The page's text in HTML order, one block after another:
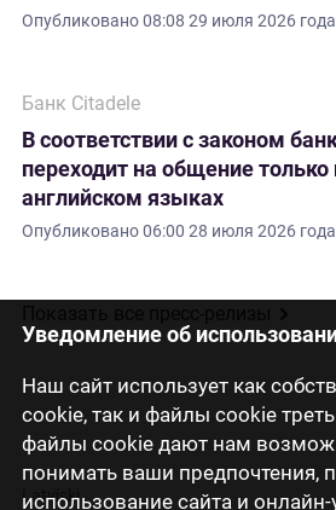
Уведомление об
Наш сайт использует как
cookie, так и файлы cookie
файлы cookie дают нам
понимать ваши предпочтения,
использование сайта и онлайн-
Опубликовано08:08 29 июля 2026 года
Банк Citadele
В соответствии с законом
переходит на общение
английском языках
Опубликовано06:00 28 июля 2026 года
Latviski